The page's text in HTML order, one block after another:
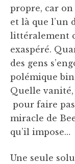
propre, car on
et là que l’un
littéralement
exaspéré.
des gens
polémique
Quelle
pour faire
miracle de
qu’il impose…
Une seule